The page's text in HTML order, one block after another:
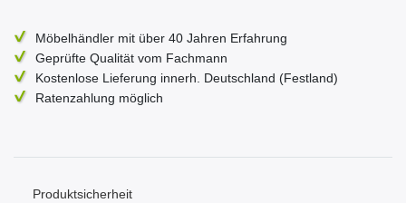
Möbelhändler mit über 40 Jahren Erfahrung
Geprüfte Qualität vom Fachmann
Kostenlose Lieferung innerh. Deutschland (Festland)
Ratenzahlung möglich
Produktsicherheit